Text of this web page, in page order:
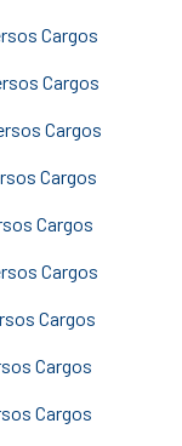
Cargos
Cargos
Cargos
Cargos
Cargos
Cargos
Cargos
Cargos
Cargos